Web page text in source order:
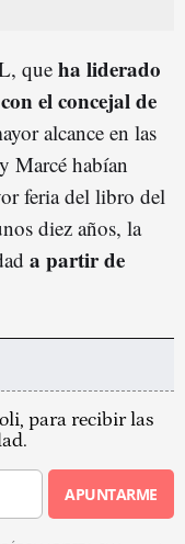
que ha liderado
el concejal de
alcance en las
Marcé habían
feria del libro del
diez años, la
a partir de
para recibir las
APUNTARME